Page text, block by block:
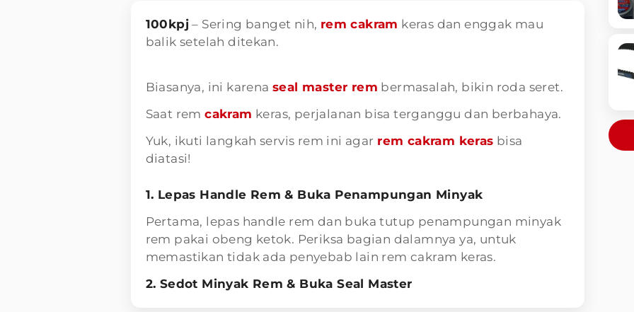
100kpj– Sering banget nih, rem cakram keras dan enggak mau
balik setelah ditekan.
Biasanya, ini karena seal master rem bermasalah, bikin roda seret.
Saat remcakram keras, perjalanan bisa terganggu dan berbahaya.
Yuk, ikuti langkah servis rem ini agar rem cakram keras bisa
diatasi!
1. Lepas Handle Rem & Buka Penampungan Minyak
Pertama, lepas handle rem dan buka tutup penampungan minyak
rem pakai obeng ketok. Periksa bagian dalamnya ya, untuk
memastikan tidak ada penyebab lain rem cakram keras.
2. Sedot Minyak Rem & Buka Seal Master